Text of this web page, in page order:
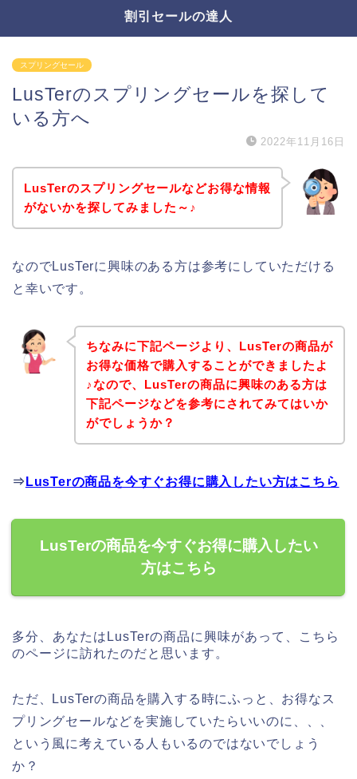
割引セールの達人
スプリングセール
LusTerのスプリングセールを探して
いる方へ
2022年11月16日
LusTerのスプリングセールなどお得な情報
がないかを探してみました～♪
なのでLusTerに興味のある方は参考にしていただける
と幸いです。
ちなみに下記ページより、LusTerの商品が
お得な価格で購入することができましたよ
♪なので、LusTerの商品に興味のある方は
下記ページなどを参考にされてみてはいか
がでしょうか？
⇒ LusTerの商品を今すぐお得に購入したい方はこちら
LusTerの商品を今すぐお得に購入したい
方はこちら
多分、あなたはLusTerの商品に興味があって、こちら
のページに訪れたのだと思います。
ただ、LusTerの商品を購入する時にふっと、お得なス
プリングセールなどを実施していたらいいのに、、、
という風に考えている人もいるのではないでしょう
か？